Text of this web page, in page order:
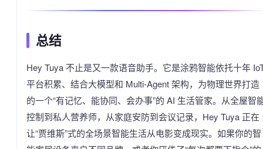
总结
Hey Tuya 不止是又一款语音助手。它是涂鸦智能依托十年
平台积累、结合大模型和 Multi-Agent 架构，为物理世界打造
的一个“有记忆、能协同、会办事”的 AI 生活管家。从全屋智
控制到私人营养师，从家庭安防到会议记录，Hey Tuya 正在
让“贾维斯”式的全场景智能生活从电影变成现实。如果你的智